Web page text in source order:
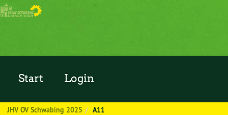
Start Login
JHV OV Schwabing 2025 A11